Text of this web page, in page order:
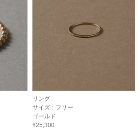
リング
サイズ : フリー
ゴールド
¥25,300